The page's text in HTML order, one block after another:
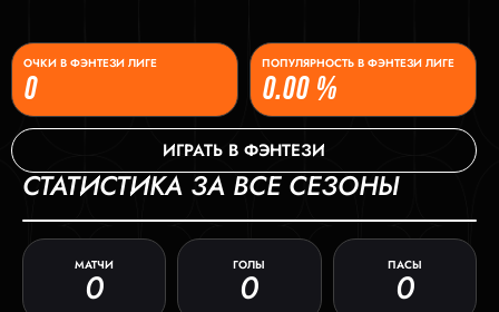
0
ОЧКИ В ФЭНТЕЗИ ЛИГЕ
0.00 %
ПОПУЛЯРНОСТЬ В ФЭНТЕЗИ ЛИГЕ
ИГРАТЬ В ФЭНТЕЗИ
СТАТИСТИКА ЗА ВСЕ СЕЗОНЫ
МАТЧИ
0
ГОЛЫ
0
ПАСЫ
0